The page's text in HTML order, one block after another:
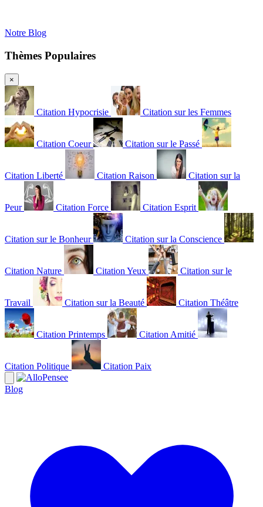
Notre Blog
Thèmes Populaires
×
Citation Hypocrisie Citation sur les Femmes
Citation Coeur Citation sur le Passé
Citation Liberté Citation Raison Citation sur la
Peur Citation Force Citation Esprit
Citation sur le Bonheur Citation sur la Conscience
Citation Nature Citation Yeux Citation sur le
Travail Citation sur la Beauté Citation Théâtre
Citation Printemps Citation Amitié
Citation Politique Citation Paix
Blog